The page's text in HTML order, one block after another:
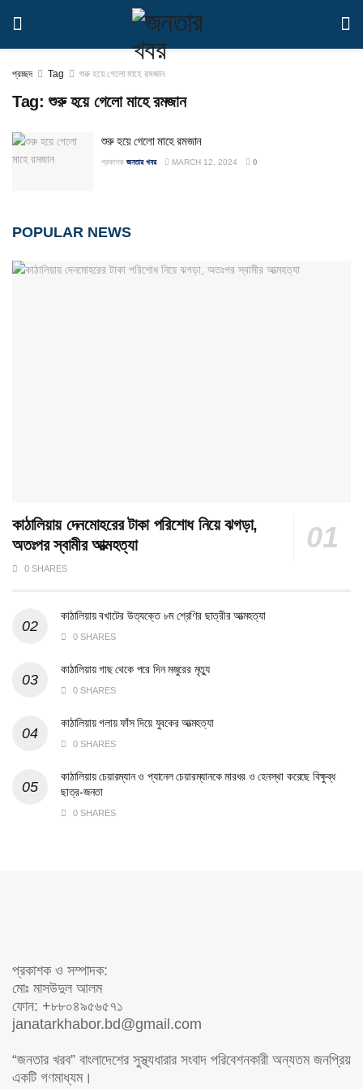
প্রচ্ছদ Tag শুরু হয়ে গেলো মাহে রমজান
Tag:শুরু হয়ে গেলো মাহে রমজান
শুরু হয়ে গেলো মাহে রমজান
প্রকাশক জনতার খবর MARCH 12, 2024 0
POPULAR NEWS
কাঠালিয়ায় দেনমোহরের টাকা পরিশোধ নিয়ে ঝগড়া,
অতঃপর স্বামীর আত্মহত্যা
0 SHARES
কাঠালিয়ায় বখাটের উত্যক্তে ৮ম শ্রেণির ছাত্রীর আত্মহত্যা
0 SHARES
কাঠালিয়ায় গাছ থেকে পরে দিন মজুরের মৃত্যু
0 SHARES
কাঠালিয়ায় গলায় ফাঁস দিয়ে যুবকের আত্মহত্যা
0 SHARES
কাঠালিয়ায় চেয়ারম্যান ও প্যানেল চেয়ারম্যানকে মারধর ও হেনস্থা করেছে বিক্ষুব্ধ
ছাত্র-জনতা
0 SHARES
প্রকাশক ও সম্পাদক:
মোঃ মাসউদুল আলম
ফোন: +৮৮০৪৯৫৬৫৭১
janatarkhabor.bd@gmail.com
“জনতার খরব” বাংলাদেশের সুস্থ্যধারার সংবাদ পরিবেশনকারী অন্যতম জনপ্রিয়
একটি গণমাধ্যম।